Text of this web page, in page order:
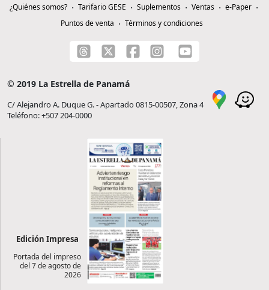
¿Quiénes somos? Tarifario GESE Suplementos Ventas
e-Paper
Puntos de venta
Términos y condiciones
© 2019 La Estrella de Panamá
C/ Alejandro A. Duque G. - Apartado 0815-00507, Zona 4
Teléfono: +507 204-0000
Edición Impresa
Portada del impreso
del 7 de agosto de
2026